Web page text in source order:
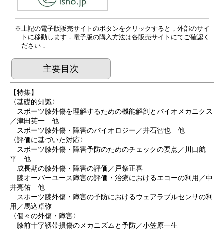
上記の電子版販売サイトのボタンをクリックすると，外部のサイ
トに移動します．電子版の購入方法は各販売サイトにてご確認く
ださい．
主要目次
【特集】
〈基礎的知識〉
スポーツ膝外傷を理解するための機能解剖とバイオメカニクス
／津田英一 他
スポーツ膝外傷・障害のバイオロジー／井石智也 他
〈評価に基づいた対応〉
スポーツ膝外傷・障害予防のためのチェックの要点／川口航
平 他
成長期の膝外傷・障害の評価／戸祭正喜
膝オーバーユース障害の評価・治療におけるエコーの利用／中
井亮佑 他
スポーツ膝外傷・障害の予防におけるウェアラブルセンサの利
用／馬込卓弥
〈個々の外傷・障害〉
膝前十字靱帯損傷のメカニズムと予防／小笠原一生